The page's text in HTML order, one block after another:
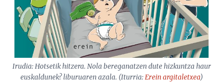
Irudia:Hotsetik hitzera. Nola bereganatzen dute hizkuntza haur
euskaldunek?liburuaren azala. (Iturria:Erein argitaletxea)